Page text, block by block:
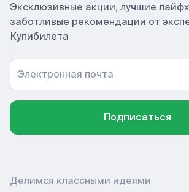
Эксклюзивные акции, лучшие
заботливые рекомендации от
Купибилета
Электронная почта
Подписаться
Делимся классными идеями